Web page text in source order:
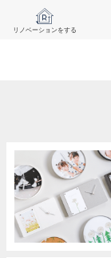
リノベーションをする